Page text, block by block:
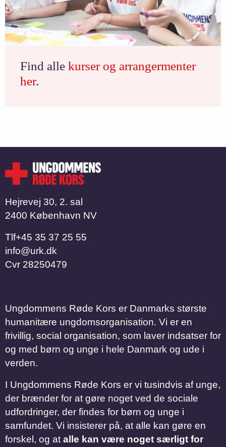
Find alle kurser og arrangermenter
her.
Hejrevej 30, 2. sal
2400 København NV
Tlf​​​​​​​+45 35 37 25 55
info@urk.dk
Cvr 28250479
Ungdommens Røde Kors er Danmarks største
humanitære ungdomsorganisation. Vi er en
frivillig, social organisation, som laver indsatser for
og med børn og unge i hele Danmark og ude i
verden.
I Ungdommens Røde Kors er vi tusindvis af unge,
der brænder for at gøre noget ved de sociale
udfordringer, der findes for børn og unge i
samfundet. Vi insisterer på, at alle kan gøre en
forskel, og at alle kan være noget særligt for